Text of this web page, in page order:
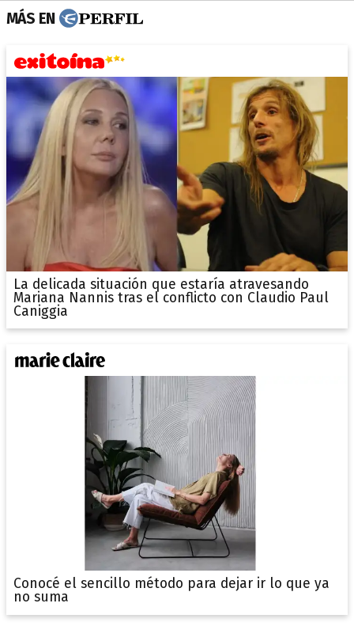
MÁS EN
La delicada situación que estaría atravesando
Mariana Nannis tras el conflicto con Claudio Paul
Caniggia
Conocé el sencillo método para dejar ir lo que ya
no suma